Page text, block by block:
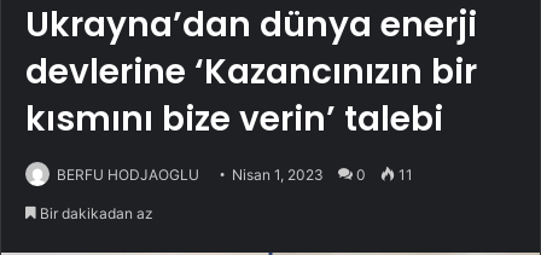
Ukrayna’dan dünya enerji
devlerine ‘Kazancınızın bir
kısmını bize verin’ talebi
BERFU HODJAOGLU Nisan 1, 2023 0 11
Bir dakikadan az